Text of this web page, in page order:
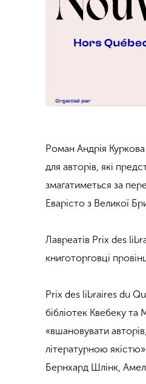
Роман Андрія
для авторів, які
змагатиметься за
Еварісто з Великої
Лавреатів Prix des
книготорговці
Prix des libraires du
бібліотек Квебеку
«вшановувати
літературною
Бернхард Шлінк,